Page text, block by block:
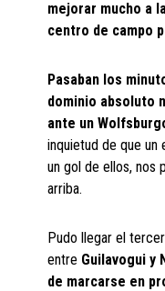
mejorar mucho a
centro de campo
Pasaban los
dominio absoluto
ante un
inquietud de que un
un gol de ellos, nos
arriba.
Pudo llegar el
entre Guilavogui y
de marcarse en